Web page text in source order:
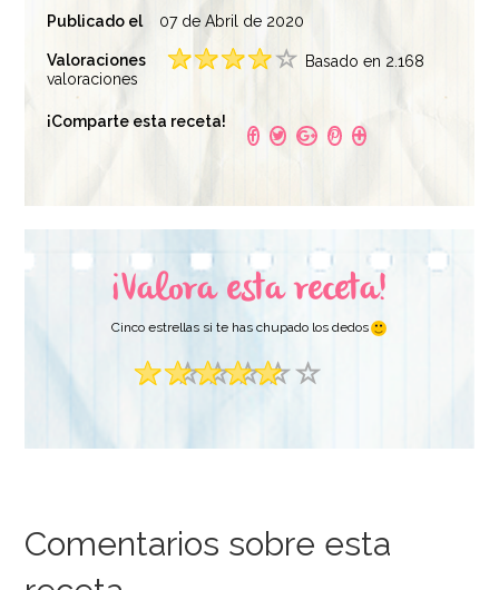
Chocolate con
AÑADIR
Comfort Grip 19 cm -
Wilton
AÑADIR
Publicado el 07 de Abril de 2020
Valoraciones
Basado en 2.168
valoraciones
¡Comparte esta receta!
¡Valora esta receta!
Cinco estrellas si te has chupado los dedos
Comentarios sobre esta